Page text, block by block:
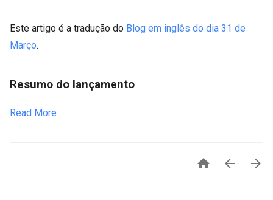
Este artigo é a tradução do Blog em inglês do dia 31 de
Março.
Resumo do lançamento
Read More
  